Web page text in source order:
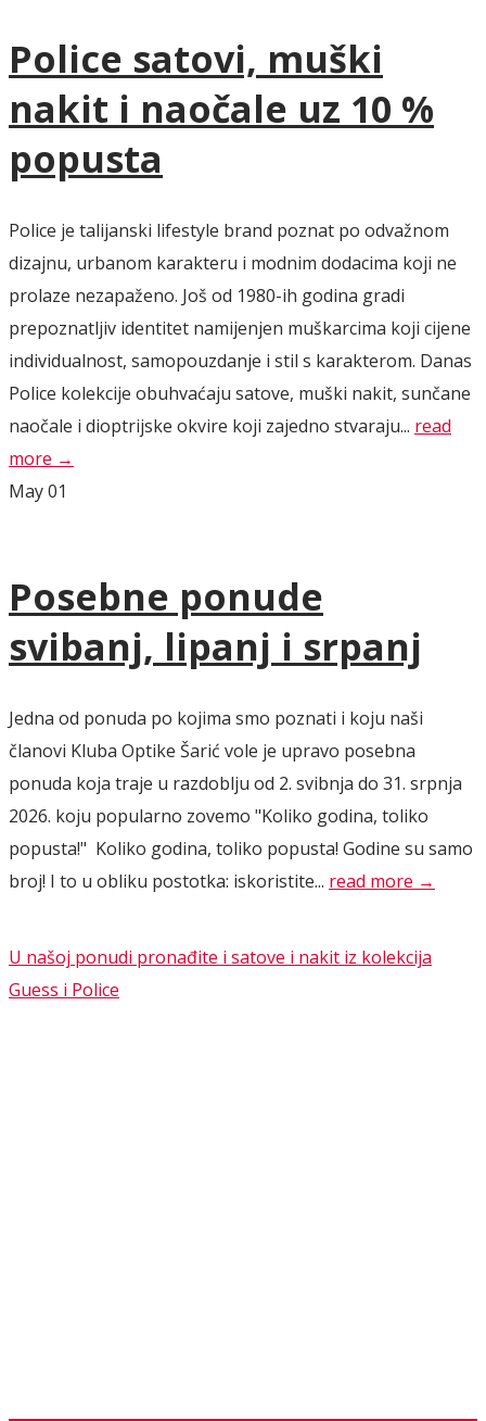
Police satovi, muški
nakit i naočale uz 10 %
popusta
Police je talijanski lifestyle brand poznat po odvažnom
dizajnu, urbanom karakteru i modnim dodacima koji ne
prolaze nezapaženo. Još od 1980-ih godina gradi
prepoznatljiv identitet namijenjen muškarcima koji cijene
individualnost, samopouzdanje i stil s karakterom. Danas
Police kolekcije obuhvaćaju satove, muški nakit, sunčane
naočale i dioptrijske okvire koji zajedno stvaraju... read
more →
May01
Posebne ponude
svibanj, lipanj i srpanj
Jedna od ponuda po kojima smo poznati i koju naši
članovi Kluba Optike Šarić vole je upravo posebna
ponuda koja traje u razdoblju od 2. svibnja do 31. srpnja
2026. koju popularno zovemo "Koliko godina, toliko
popusta!" Koliko godina, toliko popusta! Godine su samo
broj! I to u obliku postotka: iskoristite... read more →
U našoj ponudi pronađite i satove i nakit iz kolekcija
Guess i Police